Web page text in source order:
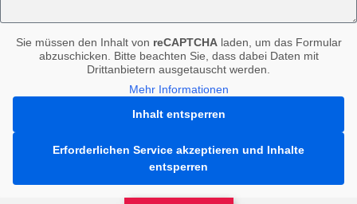
Sie müssen den Inhalt von reCAPTCHAladen, um das Formular
abzuschicken. Bitte beachten Sie, dass dabei Daten mit
Drittanbietern ausgetauscht werden.
Mehr Informationen
Inhalt entsperren
Erforderlichen Service akzeptieren und Inhalte
entsperren